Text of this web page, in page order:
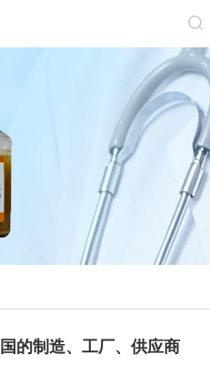
的制造、工厂、供应商